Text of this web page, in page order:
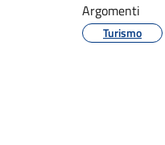
Argomenti
Turismo